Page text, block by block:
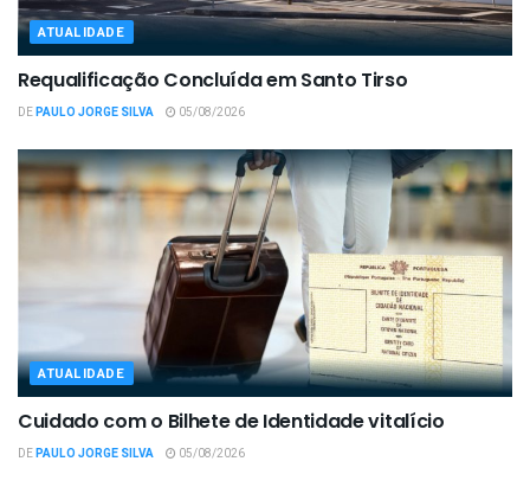
ATUALIDADE
Requalificação Concluída em Santo Tirso
DEPAULO JORGE SILVA 05/08/2026
ATUALIDADE
Cuidado com o Bilhete de Identidade vitalício
DEPAULO JORGE SILVA 05/08/2026